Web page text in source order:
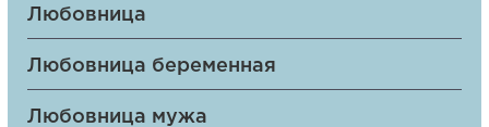
Любовница
Любовница беременная
Любовница мужа